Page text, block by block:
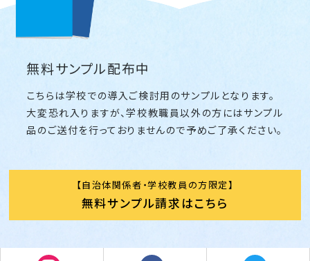
無料サンプル配布中
こちらは学校での導入ご検討用のサンプルとなります。
大変恐れ入りますが、学校教職員以外の方にはサンプル
品のご送付を行っておりませんので予めご了承ください。
自治体関係者・学校教員の方限定
無料サンプル請求はこちら